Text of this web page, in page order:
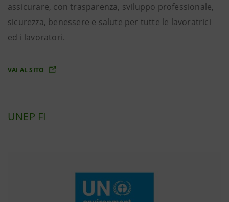
assicurare, con trasparenza, sviluppo professionale,
sicurezza, benessere e salute per tutte le lavoratrici
ed i lavoratori.
VAI AL SITO
UNEP FI